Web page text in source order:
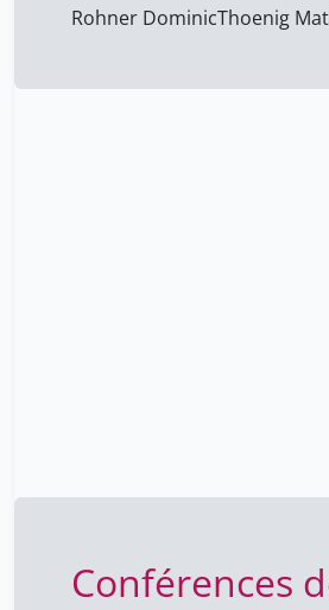
Rohner DominicThoenig
Conférences